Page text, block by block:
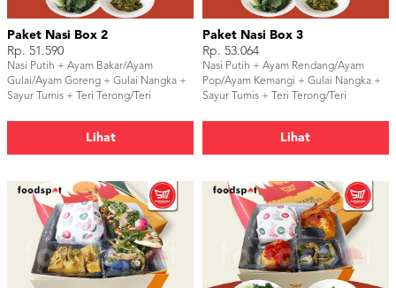
Paket Nasi Box 2
Rp. 51.590
Nasi Putih + Ayam Bakar/Ayam
Gulai/Ayam Goreng + Gulai Nangka +
Sayur Tumis + Teri Terong/Teri
Lihat
Paket Nasi Box 3
Rp. 53.064
Nasi Putih + Ayam Rendang/Ayam
Pop/Ayam Kemangi + Gulai Nangka +
Sayur Tumis + Teri Terong/Teri
Lihat